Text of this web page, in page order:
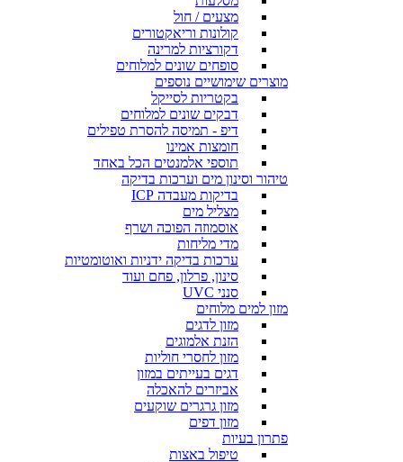
מצעים / חול
קולונות וריאקטורים
דקורציות למרינה
סופחים שונים למלוחים
מוצרים שימושיים נוספים
בקטריות לסייקל
דבקים שונים למלוחים
דיפ - תמיסה להסרת טפילים
חומצות אמינו
תוספי אלמנטים הכל באחד
טיהור וסינון מים וערכות בדיקה
בדיקות מעבדה ICP
מצליל מים
אוסמוזה הפוכה ושרף
מדי מליחות
ערכות בדיקה ידניות ואוטומטיות
סינון, פרלון, פחם ועוד
סנני UVC
מזון למים מלוחים
מזון לדגים
הזנת אלמוגים
מזון לחסרי חוליות
דגים בעייתים במזון
אביזרים להאכלה
מזון גרגרים שוקעים
מזון דפים
פתרון בעיות
טיפול באצות